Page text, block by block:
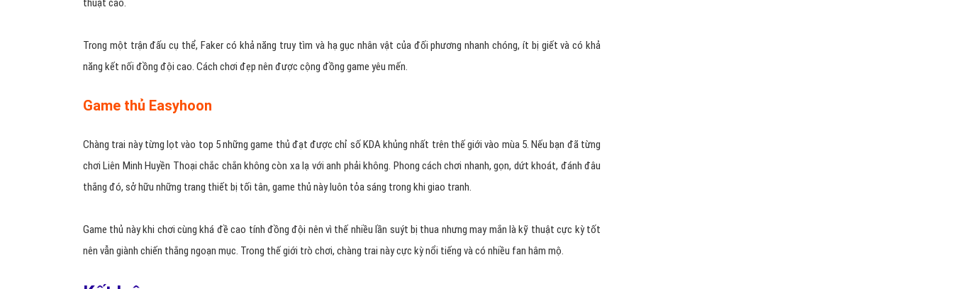
thuật cao.
Trong một trận đấu cụ thể, Faker có khả năng truy tìm và hạ gục nhân vật của đối phương nhanh chóng, ít bị giết và có khả
năng kết nối đồng đội cao. Cách chơi đẹp nên được cộng đồng game yêu mến.
Game thủ Easyhoon
Chàng trai này từng lọt vào top 5 những game thủ đạt được chỉ số KDA khủng nhất trên thế giới vào mùa 5. Nếu bạn đã từng
chơi Liên Minh Huyền Thoại chắc chắn không còn xa lạ với anh phải không. Phong cách chơi nhanh, gọn, dứt khoát, đánh đâu
thắng đó, sở hữu những trang thiết bị tối tân, game thủ này luôn tỏa sáng trong khi giao tranh.
Game thủ này khi chơi cùng khá đề cao tính đồng đội nên vì thế nhiều lần suýt bị thua nhưng may mắn là kỹ thuật cực kỳ tốt
nên vẫn giành chiến thắng ngoạn mục. Trong thế giới trò chơi, chàng trai này cực kỳ nổi tiếng và có nhiều fan hâm mộ.